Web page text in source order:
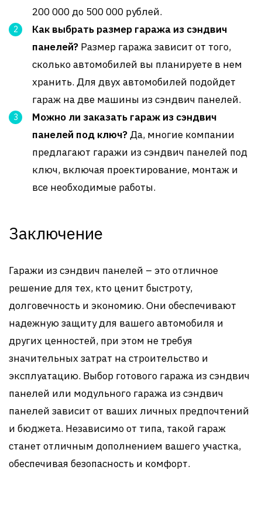
200 000 до 500 000 рублей.
Как выбрать размер гаража из сэндвич
панелей? Размер гаража зависит от того,
сколько автомобилей вы планируете в нем
хранить. Для двух автомобилей подойдет
гараж на две машины из сэндвич панелей.
Можно ли заказать гараж из сэндвич
панелей под ключ?Да, многие компании
предлагают гаражи из сэндвич панелей под
ключ, включая проектирование, монтаж и
все необходимые работы.
Заключение
Гаражи из сэндвич панелей – это отличное
решение для тех, кто ценит быстроту,
долговечность и экономию. Они обеспечивают
надежную защиту для вашего автомобиля и
других ценностей, при этом не требуя
значительных затрат на строительство и
эксплуатацию. Выбор готового гаража из сэндвич
панелей или модульного гаража из сэндвич
панелей зависит от ваших личных предпочтений
и бюджета. Независимо от типа, такой гараж
станет отличным дополнением вашего участка,
обеспечивая безопасность и комфорт.